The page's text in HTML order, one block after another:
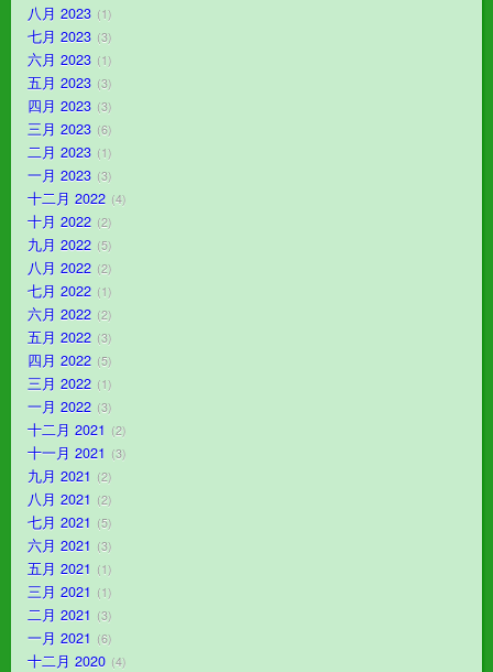
八月 2023 1
七月 2023 3
六月 2023 1
五月 2023 3
四月 2023 3
三月 2023 6
二月 2023 1
一月 2023 3
十二月 2022 4
十月 2022 2
九月 2022 5
八月 2022 2
七月 2022 1
六月 2022 2
五月 2022 3
四月 2022 5
三月 2022 1
一月 2022 3
十二月 2021 2
十一月 2021 3
九月 2021 2
八月 2021 2
七月 2021 5
六月 2021 3
五月 2021 1
三月 2021 1
二月 2021 3
一月 2021 6
十二月 2020 4